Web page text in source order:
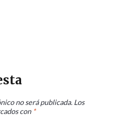
no será publicada. Los
con *